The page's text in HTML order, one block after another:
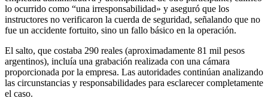
lo ocurrido como “una irresponsabilidad» y aseguró que los
instructores no verificaron la cuerda de seguridad, señalando que no
fue un accidente fortuito, sino un fallo básico en la operación.
El salto, que costaba 290 reales (aproximadamente 81 mil pesos
argentinos), incluía una grabación realizada con una cámara
proporcionada por la empresa. Las autoridades continúan analizando
las circunstancias y responsabilidades para esclarecer completamente
el caso.